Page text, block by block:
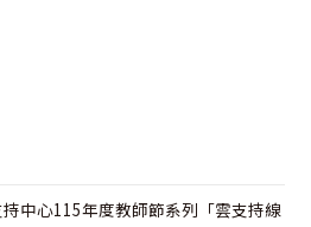
中心115年度教師節系列「雲支持線